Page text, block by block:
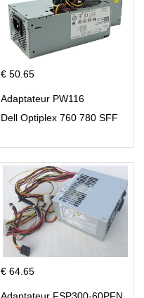
€ 50.65
Adaptateur PW116
Dell Optiplex 760 780 SFF
€ 64.65